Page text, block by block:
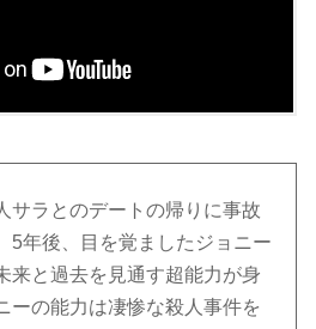
サラとのデートの帰りに事故
5年後、目を覚ましたジョニー
来と過去を見通す超能力が身
ーの能力は凄惨な殺人事件を